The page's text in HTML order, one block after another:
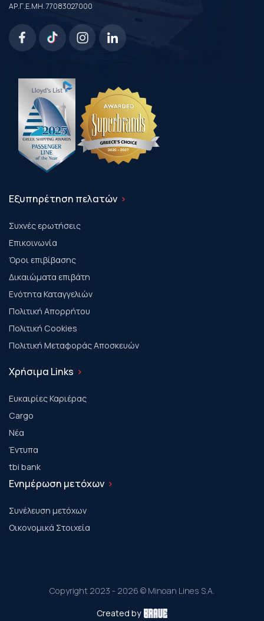
ΑΡ.Γ.Ε.ΜΗ. 77083027000
Εξυπηρέτηση πελατών
Συχνές ερωτήσεις
Επικοινωνία
Όροι επιβίβασης
Δικαιώματα επιβάτη
Ενότητα Καταγγελιών
Πολιτική Απορρήτου
Πολιτική Cookies
Πολιτική Μεταφοράς Αποσκευών
Χρήσιμα Links
Ευκαιρίες Καριέρας
Cargo
Νέα
Έντυπα
tbi bank
Ενημέρωση μετόχων
Συνέλευση μετόχων
Οικονομικά Στοιχεία
Copyright 2023 - 2026 © Minoan Lines S.A.
Created by